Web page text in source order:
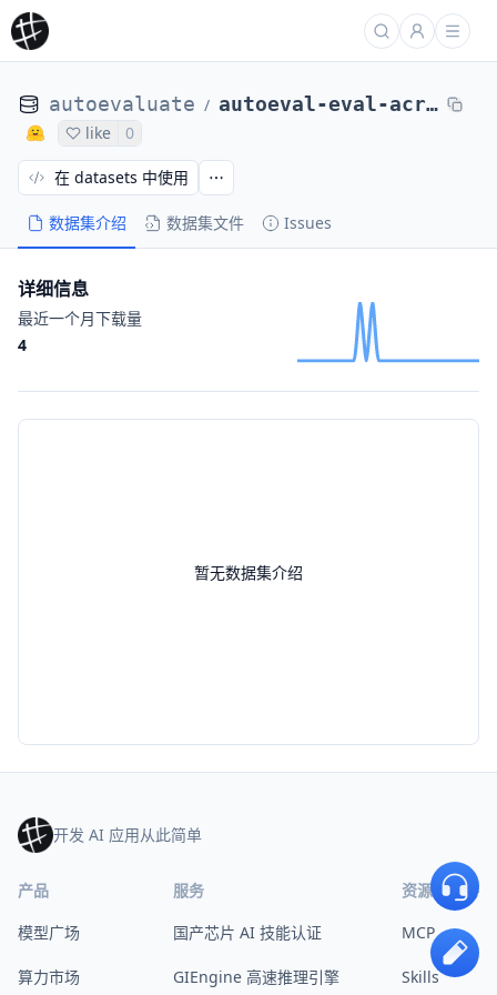
autoevaluate / autoeval-eval-acronym_identification-default-d78679-39587103193
like 0
数据集介绍 数据集文件 Issues
在 datasets 中使用
暂无数据集介绍
详细信息
最近一个月下载量
4
开发 AI 应用从此简单
产品
模型广场
算力市场
服务
国产芯片 AI 技能认证
GIEngine 高速推理引擎
资源与支持
MCP
Skills